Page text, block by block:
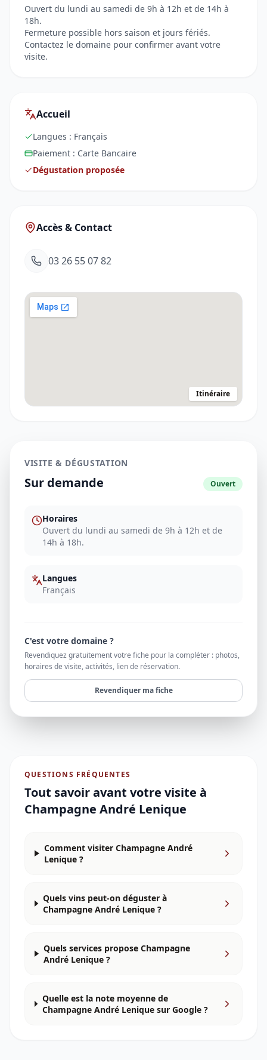
Ouvert du lundi au samedi de 9h à 12h et de 14h à
18h.
Fermeture possible hors saison et jours fériés.
Contactez le domaine pour confirmer avant votre
visite.
Accueil
Langues : Français
Paiement : Carte Bancaire
Dégustation proposée
Accès & Contact
03 26 55 07 82
Itinéraire
VISITE & DÉGUSTATION
Sur demande Ouvert
Horaires
Ouvert du lundi au samedi de 9h à 12h et de
14h à 18h.
Langues
Français
C'est votre domaine ?
Revendiquez gratuitement votre fiche pour la compléter : photos,
horaires de visite, activités, lien de réservation.
Revendiquer ma fiche
QUESTIONS FRÉQUENTES
Tout savoir avant votre visite à
Champagne André Lenique
Comment visiter Champagne André
Lenique ?
Quels vins peut-on déguster à
Champagne André Lenique ?
Quels services propose Champagne
André Lenique ?
Quelle est la note moyenne de
Champagne André Lenique sur Google ?